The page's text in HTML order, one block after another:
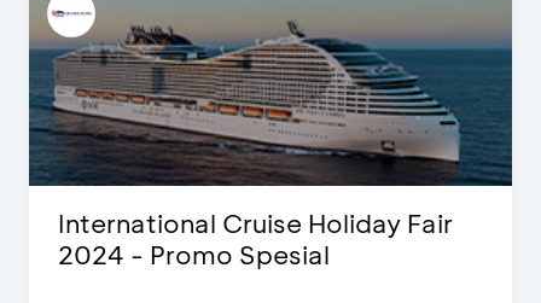
International Cruise Holiday Fair
2024 - Promo Spesial